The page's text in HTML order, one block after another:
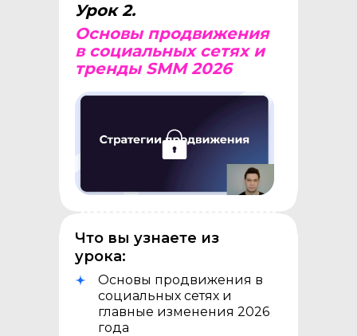
Урок 2.
Основы продвижения
в социальных сетях и
тренды SMM 2026
Что вы узнаете из
урока:
Основы продвижения в
социальных сетях и
главные изменения 2026
года